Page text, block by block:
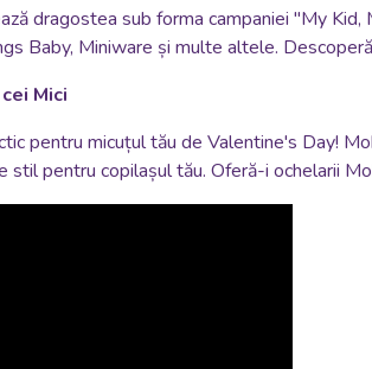
dragostea sub forma campaniei "My
Baby, Miniware și multe altele.
Mici
pentru micuțul tău de Valentine's Day!
pentru copilașul tău. Oferă-i ochelarii